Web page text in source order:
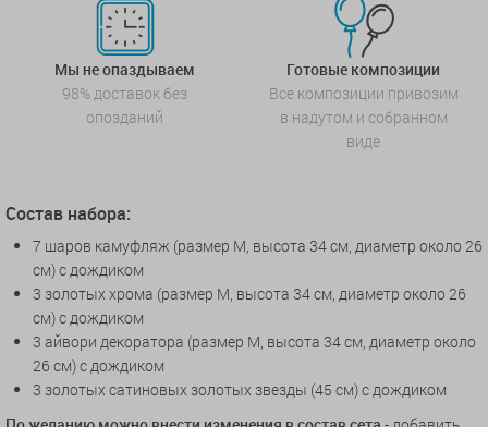
Мы не опаздываем
98% доставок без
опозданий
Готовые композиции
Все композиции привозим
в надутом и собранном
виде
Состав набора:
7 шаров камуфляж (размер М, высота 34 см, диаметр около 26
см) с дождиком
3 золотых хрома (размер М, высота 34 см, диаметр около 26
см) с дождиком
3 айвори декоратора (размер М, высота 34 см, диаметр около
26 см) с дождиком
3 золотых сатиновых золотых звезды (45 см) с дождиком